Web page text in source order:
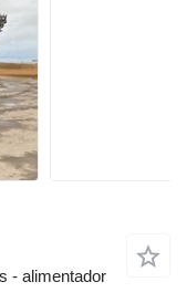
- alimentador